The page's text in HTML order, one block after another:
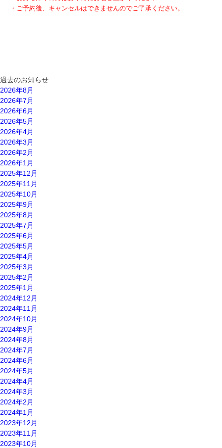
・ご予約後、キャンセルはできませんのでご了承ください。
過去のお知らせ
2026年8月
2026年7月
2026年6月
2026年5月
2026年4月
2026年3月
2026年2月
2026年1月
2025年12月
2025年11月
2025年10月
2025年9月
2025年8月
2025年7月
2025年6月
2025年5月
2025年4月
2025年3月
2025年2月
2025年1月
2024年12月
2024年11月
2024年10月
2024年9月
2024年8月
2024年7月
2024年6月
2024年5月
2024年4月
2024年3月
2024年2月
2024年1月
2023年12月
2023年11月
2023年10月